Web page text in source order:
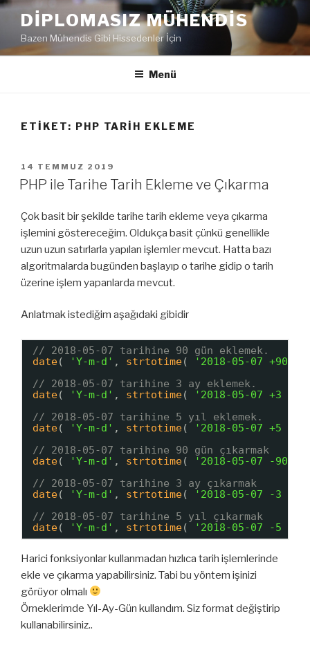
İçeriğe
DIPLOMASIZ MÜHENDIS
Bazen Mühendis Gibi Hissedenler İçin
Menü
ETIKET: PHP TARIH EKLEME
YAYIM
TARIHI
14 TEMMUZ 2019
PHP ile Tarihe Tarih Ekleme ve Çıkarma
Çok basit bir şekilde tarihe tarih ekleme veya çıkarma
işlemini göstereceğim. Oldukça basit çünkü genellikle
uzun uzun satırlarla yapılan işlemler mevcut. Hatta bazı
algoritmalarda bugünden başlayıp o tarihe gidip o tarih
üzerine işlem yapanlarda mevcut.
Anlatmak istediğim aşağıdaki gibidir
// 2018-05-07 tarihine 90 gün eklemek.
date( 'Y-m-d' , strtotime(
'2018-05-07 +90
// 2018-05-07 tarihine 3 ay eklemek.
date( 'Y-m-d' , strtotime(
'2018-05-07 +3
// 2018-05-07 tarihine 5 yıl eklemek.
date( 'Y-m-d' , strtotime(
'2018-05-07 +5
// 2018-05-07 tarihine 90 gün çıkarmak
date( 'Y-m-d' , strtotime(
'2018-05-07 -90
// 2018-05-07 tarihine 3 ay çıkarmak
date( 'Y-m-d' , strtotime(
'2018-05-07 -3
// 2018-05-07 tarihine 5 yıl çıkarmak
date( 'Y-m-d' , strtotime( '2018-05-07 -5
Harici fonksiyonlar kullanmadan hızlıca tarih işlemlerinde
ekle ve çıkarma yapabilirsiniz. Tabi bu yöntem işinizi
görüyor olmalı
Örneklerimde Yıl-Ay-Gün kullandım. Siz format değiştirip
kullanabilirsiniz..